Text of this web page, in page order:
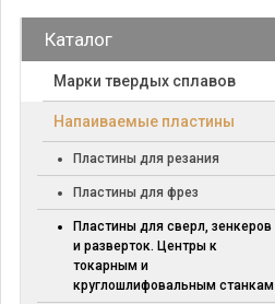
Каталог
Марки твердых сплавов
Напаиваемые пластины
Пластины для резания
Пластины для фрез
Пластины для сверл, зенкеров
и разверток. Центры к
токарным и
круглошлифовальным станкам